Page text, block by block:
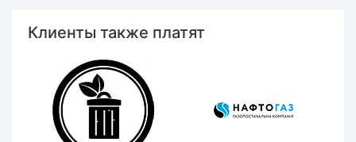
Клиенты также платят